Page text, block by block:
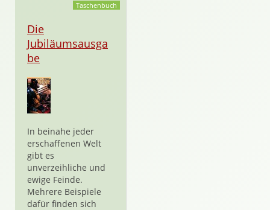
Taschenbuch
Die
Jubiläumsausga
be
In beinahe jeder
erschaffenen Welt
gibt es
unverzeihliche und
ewige Feinde.
Mehrere Beispiele
dafür finden sich